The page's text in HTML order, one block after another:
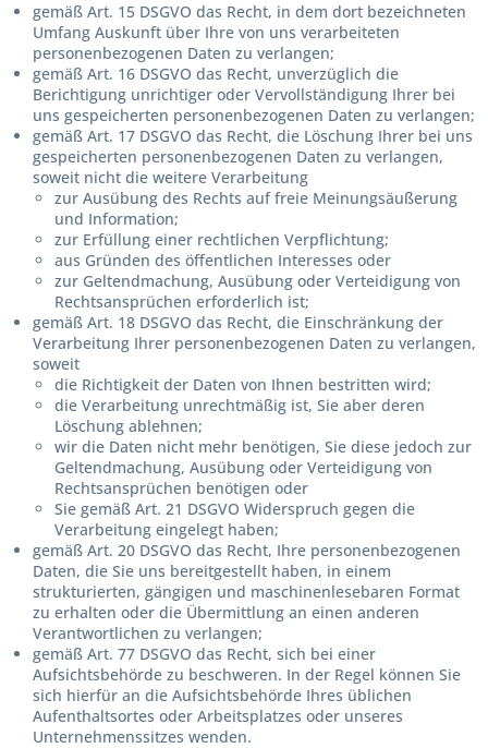
gemäß Art. 15 DSGVO das Recht, in dem dort bezeichneten
Umfang Auskunft über Ihre von uns verarbeiteten
personenbezogenen Daten zu verlangen;
gemäß Art. 16 DSGVO das Recht, unverzüglich die
Berichtigung unrichtiger oder Vervollständigung Ihrer bei
uns gespeicherten personenbezogenen Daten zu verlangen;
gemäß Art. 17 DSGVO das Recht, die Löschung Ihrer bei uns
gespeicherten personenbezogenen Daten zu verlangen,
soweit nicht die weitere Verarbeitung
zur Ausübung des Rechts auf freie Meinungsäußerung
und Information;
zur Erfüllung einer rechtlichen Verpflichtung;
aus Gründen des öffentlichen Interesses oder
zur Geltendmachung, Ausübung oder Verteidigung von
Rechtsansprüchen erforderlich ist;
gemäß Art. 18 DSGVO das Recht, die Einschränkung der
Verarbeitung Ihrer personenbezogenen Daten zu verlangen,
soweit
die Richtigkeit der Daten von Ihnen bestritten wird;
die Verarbeitung unrechtmäßig ist, Sie aber deren
Löschung ablehnen;
wir die Daten nicht mehr benötigen, Sie diese jedoch zur
Geltendmachung, Ausübung oder Verteidigung von
Rechtsansprüchen benötigen oder
Sie gemäß Art. 21 DSGVO Widerspruch gegen die
Verarbeitung eingelegt haben;
gemäß Art. 20 DSGVO das Recht, Ihre personenbezogenen
Daten, die Sie uns bereitgestellt haben, in einem
strukturierten, gängigen und maschinenlesebaren Format
zu erhalten oder die Übermittlung an einen anderen
Verantwortlichen zu verlangen;
gemäß Art. 77 DSGVO das Recht, sich bei einer
Aufsichtsbehörde zu beschweren. In der Regel können Sie
sich hierfür an die Aufsichtsbehörde Ihres üblichen
Aufenthaltsortes oder Arbeitsplatzes oder unseres
Unternehmenssitzes wenden.